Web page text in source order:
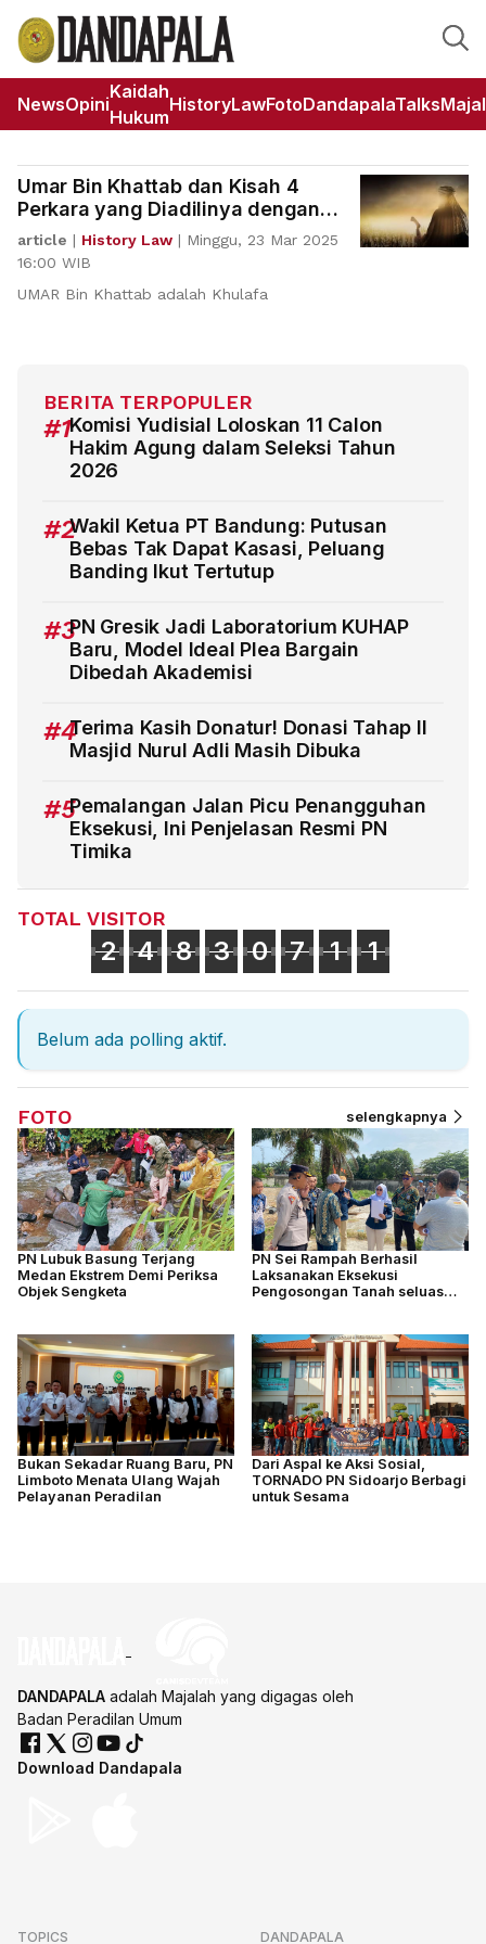
NewsOpini
Kaidah
Hukum
HistoryLawFotoDandapalaTalks
Umar Bin Khattab dan Kisah 4
Perkara yang Diadilinya dengan
Sangat Adil
article | History Law | Minggu, 23 Mar 2025
16:00 WIB
UMAR Bin Khattab adalah Khulafa
BERITA TERPOPULER
#1Komisi Yudisial Loloskan 11 Calon
Hakim Agung dalam Seleksi Tahun
2026
#2Wakil Ketua PT Bandung: Putusan
Bebas Tak Dapat Kasasi, Peluang
Banding Ikut Tertutup
#3PN Gresik Jadi Laboratorium KUHAP
Baru, Model Ideal Plea Bargain
Dibedah Akademisi
#4Terima Kasih Donatur! Donasi Tahap II
Masjid Nurul Adli Masih Dibuka
#5Pemalangan Jalan Picu Penangguhan
Eksekusi, Ini Penjelasan Resmi PN
Timika
TOTAL VISITOR
2 4 8 3 0 7 1 1
Belum ada polling aktif.
FOTO selengkapnya
PN Lubuk Basung Terjang
Medan Ekstrem Demi Periksa
Objek Sengketa
PN Sei Rampah Berhasil
Laksanakan Eksekusi
Pengosongan Tanah seluas
Bukan Sekadar Ruang Baru, PN
Limboto Menata Ulang Wajah
Pelayanan Peradilan
Dari Aspal ke Aksi Sosial,
TORNADO PN Sidoarjo Berbagi
untuk Sesama
DANDAPALA adalah Majalah yang digagas oleh
Badan Peradilan Umum
Download Dandapala
TOPICS DANDAPALA